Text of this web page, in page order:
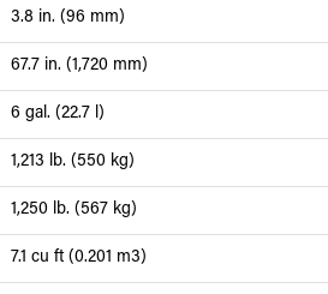
3.8 in. (96 mm)
67.7 in. (1,720 mm)
6 gal. (22.7 l)
1,213 lb. (550 kg)
1,250 lb. (567 kg)
7.1 cu ft (0.201 m3)